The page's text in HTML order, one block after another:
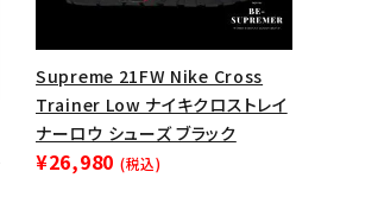
Supreme 21FW Nike Cross
Trainer Low ナイキクロストレイ
ナーロウ シューズ ブラック
¥26,980 (税込)